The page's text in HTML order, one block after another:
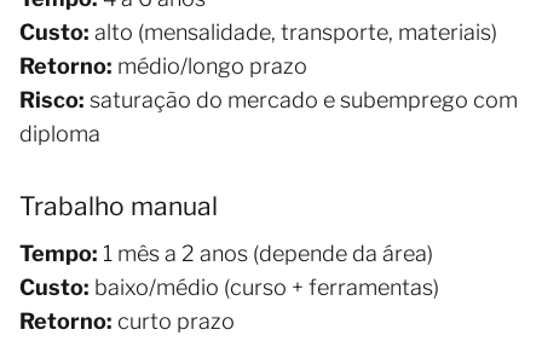
Custo: alto (mensalidade, transporte, materiais)
Retorno: médio/longo prazo
Risco: saturação do mercado e subemprego com
diploma
Trabalho manual
Tempo: 1 mês a 2 anos (depende da área)
Custo: baixo/médio (curso + ferramentas)
Retorno: curto prazo